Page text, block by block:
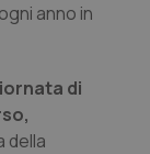
anno in
di
della